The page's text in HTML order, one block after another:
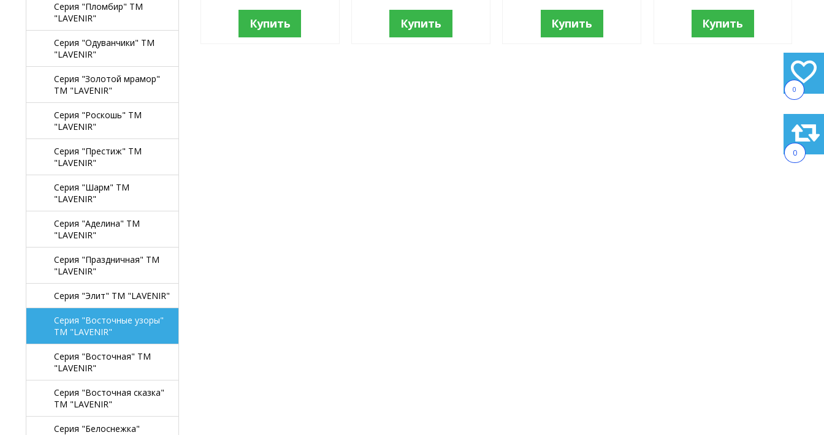
0
0
Серия "Пломбир" TM
"LAVENIR"
Серия "Одуванчики" TM
"LAVENIR"
Серия "Золотой мрамор"
TM "LAVENIR"
Серия "Роскошь" TM
"LAVENIR"
Серия "Престиж" ТМ
"LAVENIR"
Серия "Шарм" ТМ
"LAVENIR"
Серия "Аделина" TM
"LAVENIR"
Серия "Праздничная" TM
"LAVENIR"
Серия "Элит" TM "LAVENIR"
Серия "Восточные узоры"
TM "LAVENIR"
Серия "Восточная" TM
"LAVENIR"
Серия "Восточная сказка"
TM "LAVENIR"
Серия "Белоснежка"
Купить Купить Купить Купить